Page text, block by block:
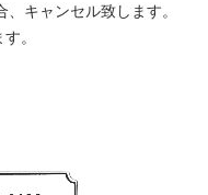
キャンセル致します。
。